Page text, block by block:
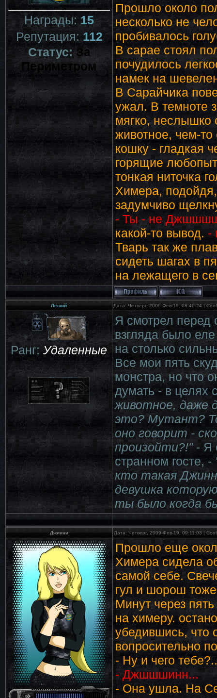
Награды:15
Репутация:112
Статус:За
Периметром
Прошло около
несколько не
пробивалось
В сарае стоял
почудилось
намек на
В Сарайчика
ужал. В темноте
мягко, неслышко
животное, чем-
кошку - гладкая
горящие
тонкая ниточка
Химера,
задумчиво
- Ты - не
какой-то вывод. -
Тварь так же
сидеть шагах в
на лежащего в
Леший Дата: Четверг, 2009-Фев-19, 08:40:24 |
Ранг:Удаленные
Я смотрел перед
взгляда было
на столько
Все мои пять
монстра, но что
думать - в целях
животное, даже
это? Мутант?
оно говорит -
произойти?!"- Я
странном госте, -
кто такая
девушка
ты было когда
Джинни Дата: Четверг, 2009-Фев-19, 09:11:03 |
Прошло еще
Химера сидела
самой себе.
гул и шорош
Минут через
на химеру.
убедившись, что
вопросительно
- Ну и чего
- Джшшшинн...
- Она ушла. На